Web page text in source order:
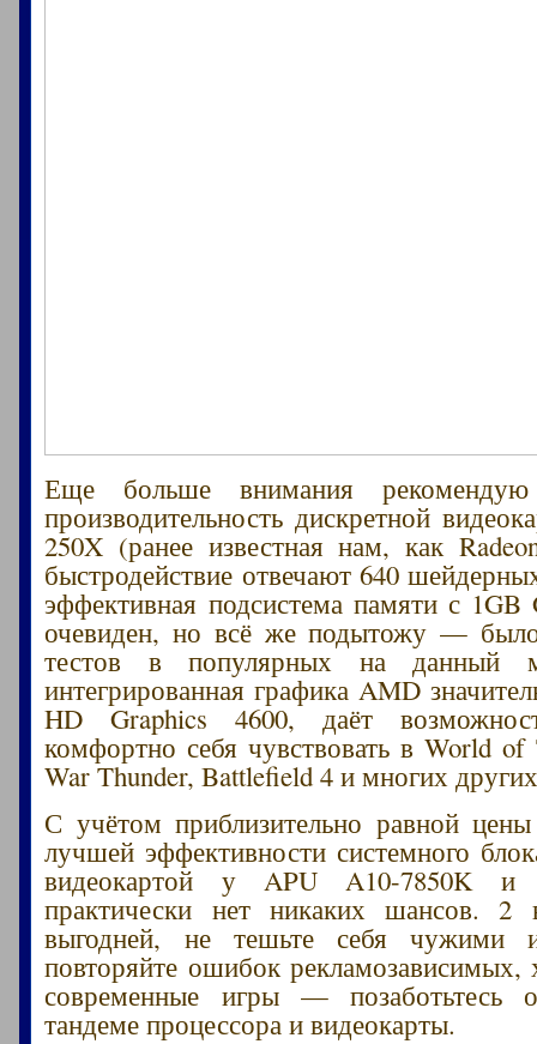
Еще больше внимания
производительность дискретной
250X (ранее известная нам, как
быстродействие отвечают 640
эффективная подсистема памяти с
очевиден, но всё же подытожу —
тестов в популярных на данный
интегрированная графика AMD
HD Graphics 4600, даёт
комфортно себя чувствовать в World of
War Thunder, Battlefield 4 и многих
С учётом приблизительно равной
лучшей эффективности системного
видеокартой у APU A10-7850K
практически нет никаких шансов.
выгодней, не тешьте себя чужими
повторяйте ошибок рекламозависимых,
современные игры — позаботьтесь
тандеме процессора и видеокарты.